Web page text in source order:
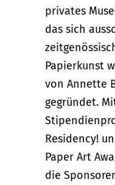
privates
das sich
Papierkunst
von Annette
gegründet.
Residency!
Paper Art
die